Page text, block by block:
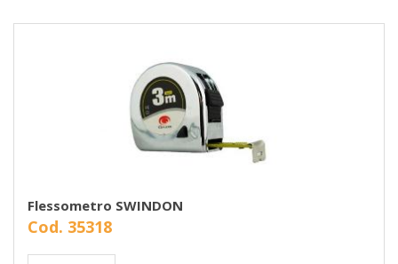
Flessometro SWINDON
Cod. 35318